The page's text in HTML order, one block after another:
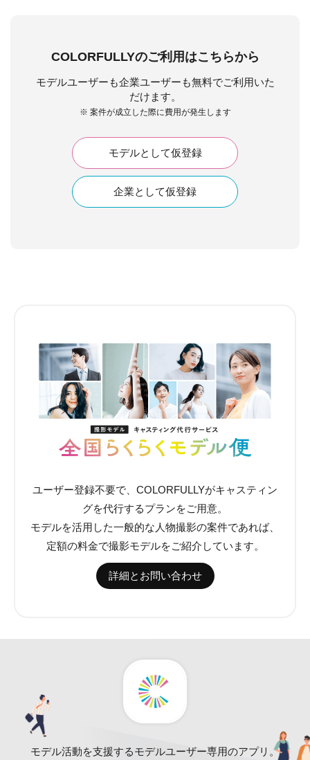
COLORFULLYのご利用はこちらから
モデルユーザーも企業ユーザーも無料でご利用いた
だけます。
※ 案件が成立した際に費用が発生します
モデルとして仮登録
企業として仮登録
ユーザー登録不要で、COLORFULLYがキャスティン
グを代行するプランをご用意。
モデルを活用した一般的な人物撮影の案件であれば、
定額の料金で撮影モデルをご紹介しています。
詳細とお問い合わせ
モデル活動を支援するモデルユーザー専用のアプリ。